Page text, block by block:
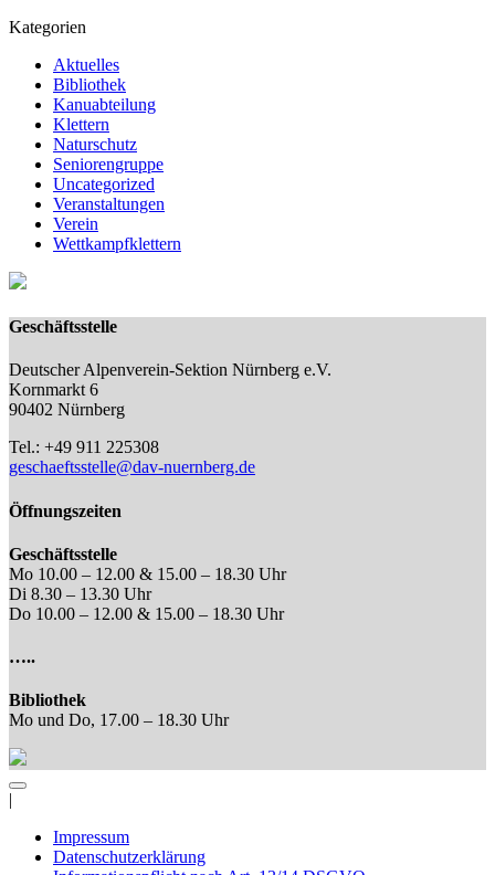
Kategorien
Aktuelles
Bibliothek
Kanuabteilung
Klettern
Naturschutz
Seniorengruppe
Uncategorized
Veranstaltungen
Verein
Wettkampfklettern
Geschäftsstelle
Deutscher Alpenverein-Sektion Nürnberg e.V.
Kornmarkt 6
90402 Nürnberg
Tel.: +49 911 225308
geschaeftsstelle@dav-nuernberg.de
Öffnungszeiten
Geschäftsstelle
Mo 10.00 – 12.00 & 15.00 – 18.30 Uhr
Di 8.30 – 13.30 Uhr
Do 10.00 – 12.00 & 15.00 – 18.30 Uhr
…..
Bibliothek
Mo und Do, 17.00 – 18.30 Uhr
Impressum
Datenschutzerklärung